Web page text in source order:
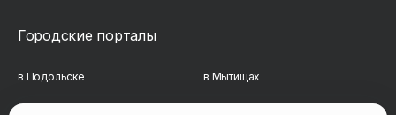
Городские порталы
в Подольске в Мытищах